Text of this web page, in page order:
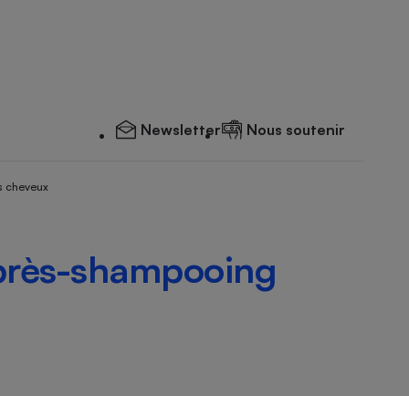
Newsletter Nous soutenir
cheveux
shampooing